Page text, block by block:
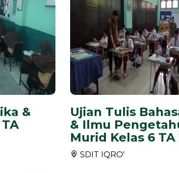
&
Ujian Tulis
& Ilmu
Murid Kelas 6
SDIT IQRO'